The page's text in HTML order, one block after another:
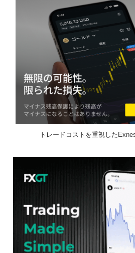
トレードコストを重視した